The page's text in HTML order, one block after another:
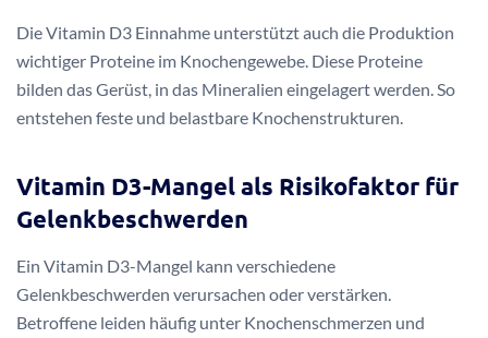
Die Vitamin D3 Einnahme unterstützt auch die Produktion
wichtiger Proteine im Knochengewebe. Diese Proteine
bilden das Gerüst, in das Mineralien eingelagert werden. So
entstehen feste und belastbare Knochenstrukturen.
Vitamin D3-Mangel als Risikofaktor für
Gelenkbeschwerden
Ein Vitamin D3-Mangel kann verschiedene
Gelenkbeschwerden verursachen oder verstärken.
Betroffene leiden häufig unter Knochenschmerzen und